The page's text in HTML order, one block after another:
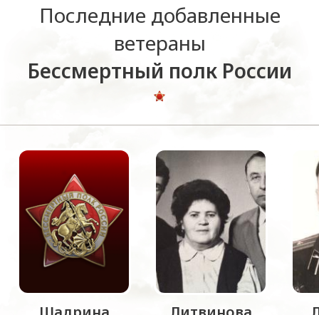
Последние добавленные
ветераны
Бессмертный полк России